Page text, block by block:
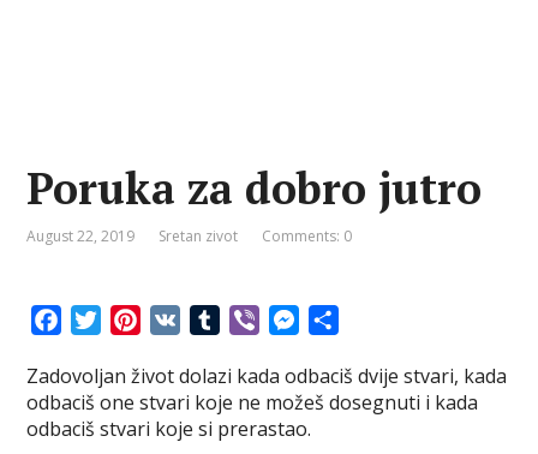
Poruka za dobro jutro
August 22, 2019 Sretan zivot Comments: 0
c
e
b
T
i
t
t
n
t
e
m
b
l
b
e
r
M
s
s
e
a
r
Zadovoljan život dolazi kada odbaciš dvije stvari, kada
odbaciš one stvari koje ne možeš dosegnuti i kada
odbaciš stvari koje si prerastao.